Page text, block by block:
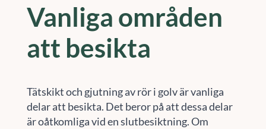
Vanliga områden
att besikta
Tätskikt och gjutning av rör i golv är vanliga
delar att besikta. Det beror på att dessa delar
är oåtkomliga vid en slutbesiktning. Om